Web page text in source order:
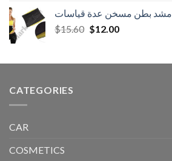
$19.50.$15.00.
مشد بطن مسخن عدة قياسات
$15.60 Original
$15.60.
$12.00Current
$12.00.
CATEGORIES
CAR
COSMETICS